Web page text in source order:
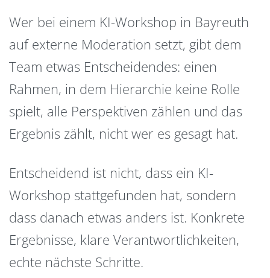
Wer bei einem KI-Workshop in Bayreuth
auf externe Moderation setzt, gibt dem
Team etwas Entscheidendes: einen
Rahmen, in dem Hierarchie keine Rolle
spielt, alle Perspektiven zählen und das
Ergebnis zählt, nicht wer es gesagt hat.
Entscheidend ist nicht, dass ein KI-
Workshop stattgefunden hat, sondern
dass danach etwas anders ist. Konkrete
Ergebnisse, klare Verantwortlichkeiten,
echte nächste Schritte.